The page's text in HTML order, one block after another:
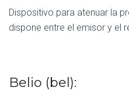
Dispositivo para atenuar la
dispone entre el emisor y el
Belio (bel):